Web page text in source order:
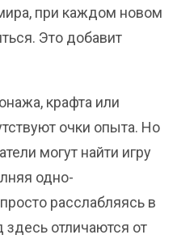
при каждом новом
Это добавит
крафта или
очки опыта. Но
могут найти игру
одно-
расслабляясь в
отличаются от